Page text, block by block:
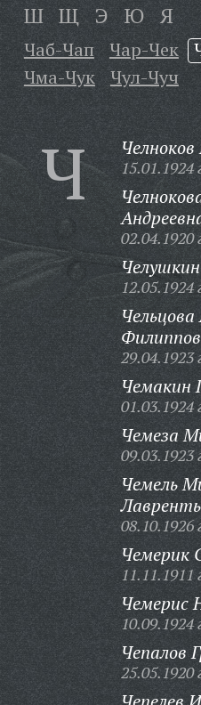
Ш Щ Э Ю Я
Чаб-Чап Чар-Чек
Чма-Чук
Чул-Чуч
Ч Челноков
15.01.1924
02.04.1920
12.05.1924
29.04.1923
Чемакин
01.03.1924
Чемеза
09.03.1923
Чемель
08.10.1926
Чемерик
11.11.1911
Чемерис
10.09.1924
Чепалов
25.05.1920